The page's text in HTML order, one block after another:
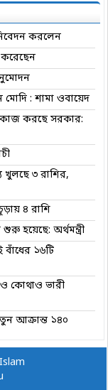
করলেন
করেছেন
মোদি : শামা ওবায়েদ
কাজ করছে সরকার:
খুলছে ৩ রাশির,
৪ রাশি
হয়েছে: অর্থমন্ত্রী
বাঁধের ১৬টি
কোথাও ভারী
আক্রান্ত ১৪০